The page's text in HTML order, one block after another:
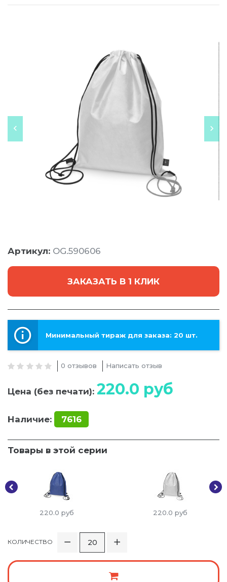
Артикул: OG.590606
ЗАКАЗАТЬ В 1 КЛИК
Минимальный тираж для заказа: 20 шт.
0 отзывов Написать отзыв
Цена (без печати): 220.0 руб
Наличие: 7616
Товары в этой серии
220.0 руб 220.0 руб
КОЛИЧЕСТВО